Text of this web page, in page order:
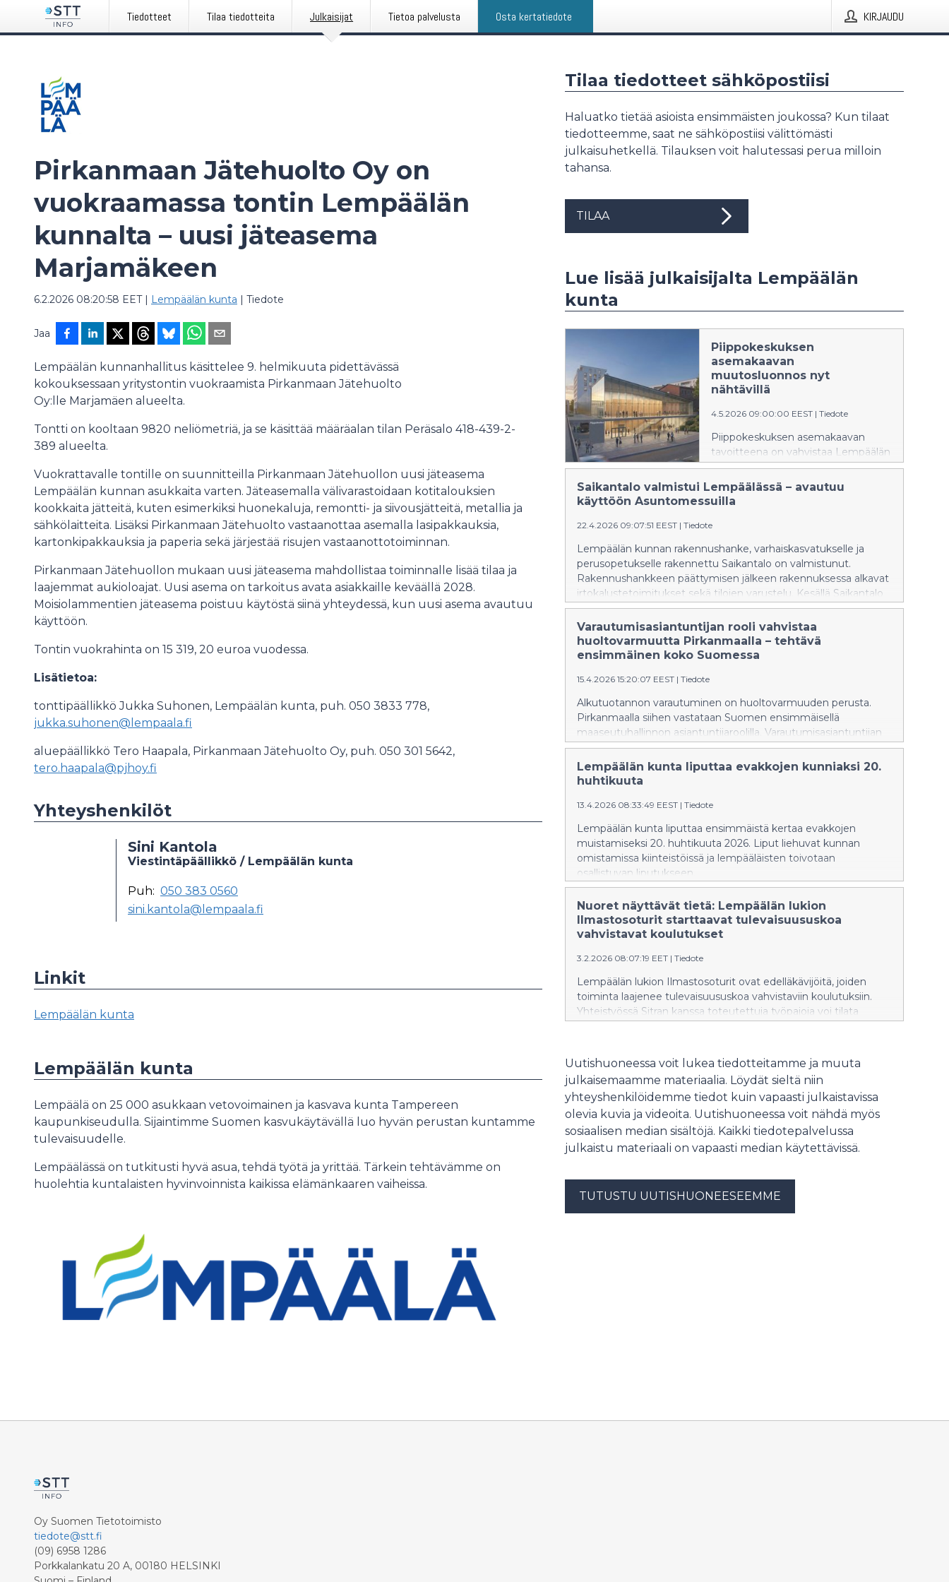
Tiedotteet Tilaa tiedotteita Julkaisijat Tietoa palvelusta Osta kertatiedote KIRJAUDU
Pirkanmaan Jätehuolto Oy on
vuokraamassa tontin Lempäälän
kunnalta – uusi jäteasema
Marjamäkeen
6.2.2026 08:20:58 EET| Lempäälän kunta | Tiedote
Jaa
Lempäälän kunnanhallitus käsittelee 9. helmikuuta pidettävässä
kokouksessaan yritystontin vuokraamista Pirkanmaan Jätehuolto
Oy:lle Marjamäen alueelta.
Tontti on kooltaan 9820 neliömetriä, ja se käsittää määräalan tilan Peräsalo 418-439-2-
389 alueelta.
Vuokrattavalle tontille on suunnitteilla Pirkanmaan Jätehuollon uusi jäteasema
Lempäälän kunnan asukkaita varten. Jäteasemalla välivarastoidaan kotitalouksien
kookkaita jätteitä, kuten esimerkiksi huonekaluja, remontti- ja siivousjätteitä, metallia ja
sähkölaitteita. Lisäksi Pirkanmaan Jätehuolto vastaanottaa asemalla lasipakkauksia,
kartonkipakkauksia ja paperia sekä järjestää risujen vastaanottotoiminnan.
Pirkanmaan Jätehuollon mukaan uusi jäteasema mahdollistaa toiminnalle lisää tilaa ja
laajemmat aukioloajat. Uusi asema on tarkoitus avata asiakkaille keväällä 2028.
Moisiolammentien jäteasema poistuu käytöstä siinä yhteydessä, kun uusi asema avautuu
käyttöön.
Tontin vuokrahinta on 15 319, 20 euroa vuodessa.
Lisätietoa:
tonttipäällikkö Jukka Suhonen, Lempäälän kunta, puh. 050 3833 778,
jukka.suhonen@lempaala.fi
aluepäällikkö Tero Haapala, Pirkanmaan Jätehuolto Oy, puh. 050 301 5642,
tero.haapala@pjhoy.fi
Yhteyshenkilöt
Sini Kantola
Viestintäpäällikkö / Lempäälän kunta
Puh: 050 383 0560
sini.kantola@lempaala.fi
Linkit
Lempäälän kunta
Lempäälän kunta
Lempäälä on 25 000 asukkaan vetovoimainen ja kasvava kunta Tampereen
kaupunkiseudulla. Sijaintimme Suomen kasvukäytävällä luo hyvän perustan kuntamme
tulevaisuudelle.
Lempäälässä on tutkitusti hyvä asua, tehdä työtä ja yrittää. Tärkein tehtävämme on
huolehtia kuntalaisten hyvinvoinnista kaikissa elämänkaaren vaiheissa.
Tilaa tiedotteet sähköpostiisi
Haluatko tietää asioista ensimmäisten joukossa? Kun tilaat
tiedotteemme, saat ne sähköpostiisi välittömästi
julkaisuhetkellä. Tilauksen voit halutessasi perua milloin
tahansa.
TILAA
Lue lisää julkaisijalta Lempäälän
kunta
Piippokeskuksen
asemakaavan
muutosluonnos nyt
nähtävillä
4.5.2026 09:00:00 EEST | Tiedote
Piippokeskuksen asemakaavan
tavoitteena on vahvistaa Lempäälän
kuntakeskuksen elinvoimaisuutta
lisäämällä palveluita, tapahtumia ja
asuinmahdollisuuksia. Lisäksi
tapahtumien ja arjen kohtaamisten
joukkoliikenteen solmukohdassa
lähellä palveluita ja rautatieasemaa.
Saikantalo valmistui Lempäälässä – avautuu
käyttöön Asuntomessuilla
22.4.2026 09:07:51 EEST | Tiedote
Lempäälän kunnan rakennushanke, varhaiskasvatukselle ja
perusopetukselle rakennettu Saikantalo on valmistunut.
Rakennushankkeen päättymisen jälkeen rakennuksessa alkavat
irtokalustetoimitukset sekä tilojen varustelu. Kesällä Saikantalo
toimii messukohteena sekä Asuntomessut Oy:n käytössä
messuorganisaation toimistotiloina ja ravintolatoimitsijan
käytössä. Saikan koulu ja päiväkoti Saikka aloittavat toimintansa
tiloissa 17.8.2026.
Varautumisasiantuntijan rooli vahvistaa
huoltovarmuutta Pirkanmaalla – tehtävä
ensimmäinen koko Suomessa
15.4.2026 15:20:07 EEST | Tiedote
Alkutuotannon varautuminen on huoltovarmuuden perusta.
Pirkanmaalla siihen vastataan Suomen ensimmäisellä
maaseutuhallinnon asiantuntijaroolilla. Varautumisasiantuntijan
tehtävässä korostuu verkostomainen yhteistyö, joka hyödyttää
niin alkutuotannon toimijoita, kyliä kuin kuntiakin.
Lempäälän kunta liputtaa evakkojen kunniaksi 20.
huhtikuuta
13.4.2026 08:33:49 EEST | Tiedote
Lempäälän kunta liputtaa ensimmäistä kertaa evakkojen
muistamiseksi 20. huhtikuuta 2026. Liput liehuvat kunnan
omistamissa kiinteistöissä ja lempääläisten toivotaan
osallistuvan liputukseen.
Nuoret näyttävät tietä: Lempäälän lukion
Ilmastosoturit starttaavat tulevaisuususkoa
vahvistavat koulutukset
3.2.2026 08:07:19 EET | Tiedote
Lempäälän lukion Ilmastosoturit ovat edelläkävijöitä, joiden
toiminta laajenee tulevaisuususkoa vahvistaviin koulutuksiin.
Yhteistyössä Sitran kanssa toteutettuja työpajoja voi tilata
Uutishuoneessa voit lukea tiedotteitamme ja muuta
julkaisemaamme materiaalia. Löydät sieltä niin
yhteyshenkilöidemme tiedot kuin vapaasti julkaistavissa
olevia kuvia ja videoita. Uutishuoneessa voit nähdä myös
sosiaalisen median sisältöjä. Kaikki tiedotepalvelussa
julkaistu materiaali on vapaasti median käytettävissä.
TUTUSTU UUTISHUONEESEEMME
Oy Suomen Tietotoimisto
tiedote@stt.fi
(09) 6958 1286
Porkkalankatu 20 A, 00180 HELSINKI